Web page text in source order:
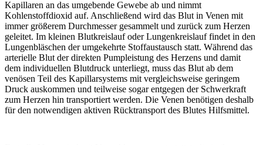
Kapillaren an das umgebende Gewebe ab und nimmt
Kohlenstoffdioxid auf. Anschließend wird das Blut in Venen mit
immer größerem Durchmesser gesammelt und zurück zum Herzen
geleitet. Im kleinen Blutkreislauf oder Lungenkreislauf findet in den
Lungenbläschen der umgekehrte Stoffaustausch statt. Während das
arterielle Blut der direkten Pumpleistung des Herzens und damit
dem individuellen Blutdruck unterliegt, muss das Blut ab dem
venösen Teil des Kapillarsystems mit vergleichsweise geringem
Druck auskommen und teilweise sogar entgegen der Schwerkraft
zum Herzen hin transportiert werden. Die Venen benötigen deshalb
für den notwendigen aktiven Rücktransport des Blutes Hilfsmittel.